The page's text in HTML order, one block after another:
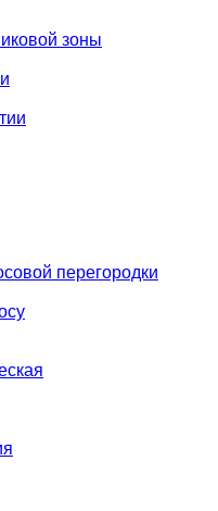
зоны
перегородки